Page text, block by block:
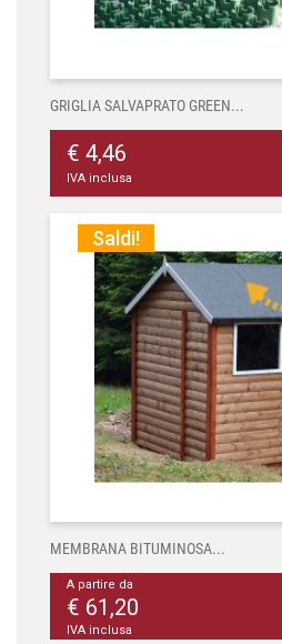
GRIGLIA SALVAPRATO GREEN...
€ 4,46
IVA inclusa
Saldi!
MEMBRANA BITUMINOSA...
A partire da
€ 61,20
IVA inclusa